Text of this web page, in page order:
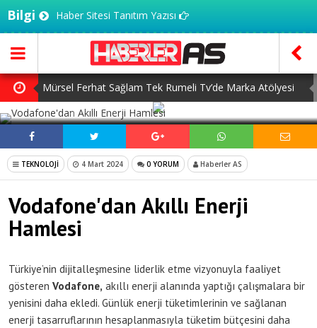
Bilgi Haber Sitesi Tanıtım Yazısı
Mürsel Ferhat Sağlam Tek Rumeli Tv’de Marka Atölyesi
Programına Konuk Oldu
Dijitalleşme Ebelik Hizmetlerini Dönüştürüyor
İnsanlar Saç Ekimi İçin Neden Türkiye’ye Geliyor?
Başlangıç Seviyesi Dolma Kalem Gerçekten Fark Yaratır
mı?
7 Ağustos Haftasında Vizyona Girecek Filmler
SOSYAL MEDYADA PAYLAŞ
TEKNOLOJİ 4 Mart 2024 0 YORUM Haberler AS
Vodafone'dan Akıllı Enerji
Hamlesi
Türkiye’nin dijitalleşmesine liderlik etme vizyonuyla faaliyet
gösteren Vodafone, akıllı enerji alanında yaptığı çalışmalara bir
yenisini daha ekledi. Günlük enerji tüketimlerinin ve sağlanan
enerji tasarruflarının hesaplanmasıyla tüketim bütçesini daha